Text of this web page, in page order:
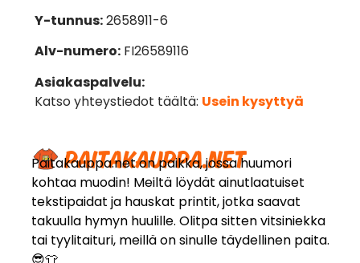
Paitakauppa.net on paikka, jossa huumori
kohtaa muodin! Meiltä löydät ainutlaatuiset
tekstipaidat ja hauskat printit, jotka saavat
takuulla hymyn huulille. Olitpa sitten vitsiniekka
tai tyylitaituri, meillä on sinulle täydellinen paita.
😎👕
Y-tunnus:2658911-6
Alv-numero:FI26589116
Asiakaspalvelu:
Katso yhteystiedot täältä: Usein kysyttyä